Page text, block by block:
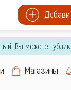
Вы можете
Магазины